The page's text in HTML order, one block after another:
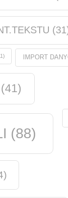
IMPORT
(41)
(88)